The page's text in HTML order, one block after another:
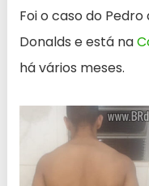
Foi o caso do
Donalds e está na
há vários meses.